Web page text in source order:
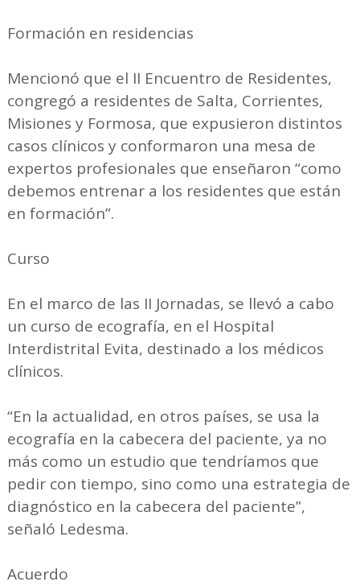
Formación en residencias
Mencionó que el II Encuentro de Residentes,
congregó a residentes de Salta, Corrientes,
Misiones y Formosa, que expusieron distintos
casos clínicos y conformaron una mesa de
expertos profesionales que enseñaron “como
debemos entrenar a los residentes que están
en formación”.
Curso
En el marco de las II Jornadas, se llevó a cabo
un curso de ecografía, en el Hospital
Interdistrital Evita, destinado a los médicos
clínicos.
“En la actualidad, en otros países, se usa la
ecografía en la cabecera del paciente, ya no
más como un estudio que tendríamos que
pedir con tiempo, sino como una estrategia de
diagnóstico en la cabecera del paciente”,
señaló Ledesma.
Acuerdo